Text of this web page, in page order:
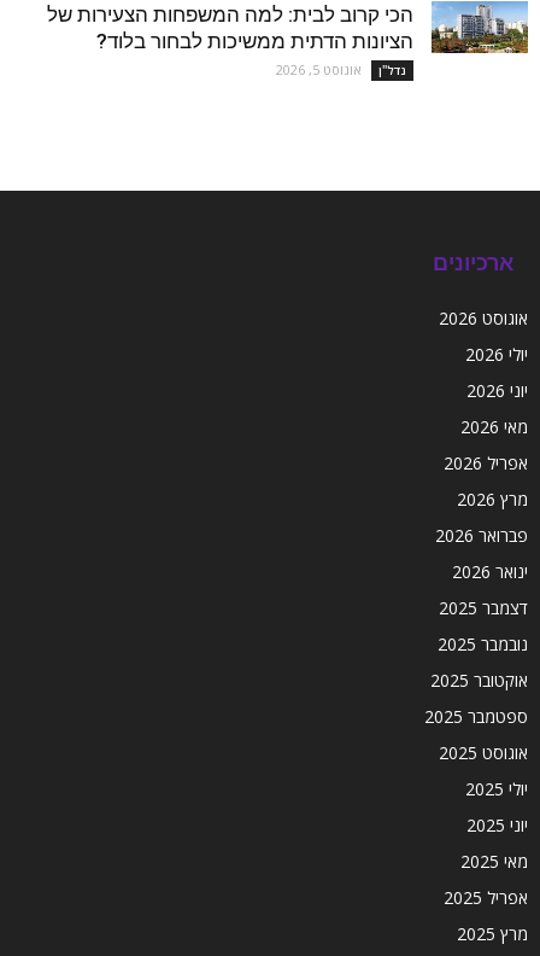
הכי קרוב לבית: למה המשפחות הצעירות של
הציונות הדתית ממשיכות לבחור בלוד?
נדל''ן אוגוסט 5, 2026
ארכיונים
אוגוסט 2026
יולי 2026
יוני 2026
מאי 2026
אפריל 2026
מרץ 2026
פברואר 2026
ינואר 2026
דצמבר 2025
נובמבר 2025
אוקטובר 2025
ספטמבר 2025
אוגוסט 2025
יולי 2025
יוני 2025
מאי 2025
אפריל 2025
מרץ 2025